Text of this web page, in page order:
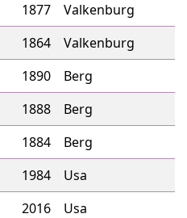
1877
Valkenburg
1864
Valkenburg
1890
Berg
1888
Berg
1884
Berg
1984
Usa
2016
Usa